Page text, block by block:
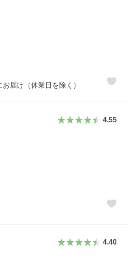
届け（休業日を除く）
4.55
4.40